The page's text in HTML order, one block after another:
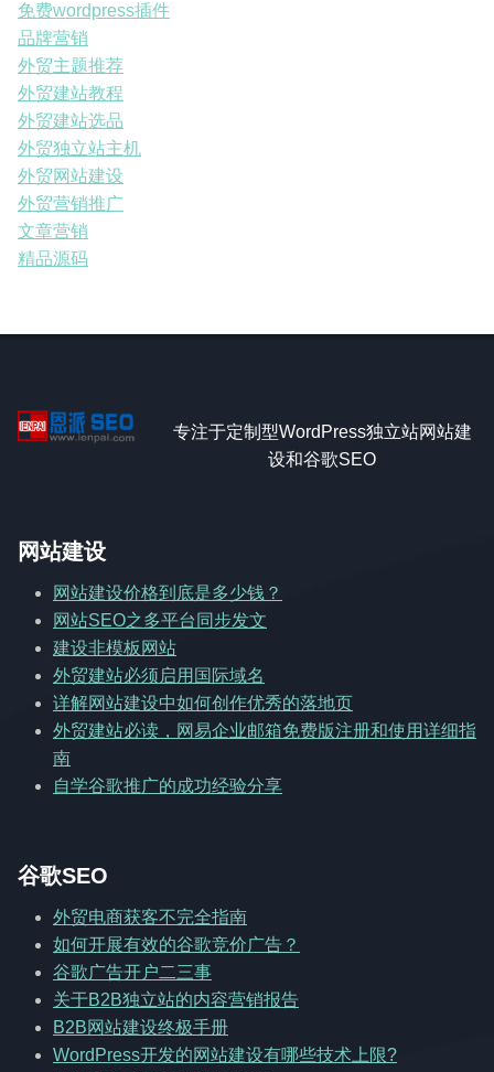
免费wordpress插件
品牌营销
外贸主题推荐
外贸建站教程
外贸建站选品
外贸独立站主机
外贸网站建设
外贸营销推广
文章营销
精品源码
专注于定制型WordPress独立站网站建
设和谷歌SEO
网站建设
网站建设价格到底是多少钱？
网站SEO之多平台同步发文
建设非模板网站
外贸建站必须启用国际域名
详解网站建设中如何创作优秀的落地页
外贸建站必读，网易企业邮箱免费版注册和使用详细指
南
自学谷歌推广的成功经验分享
谷歌SEO
外贸电商获客不完全指南
如何开展有效的谷歌竞价广告？
谷歌广告开户二三事
关于B2B独立站的内容营销报告
B2B网站建设终极手册
WordPress开发的网站建设有哪些技术上限?